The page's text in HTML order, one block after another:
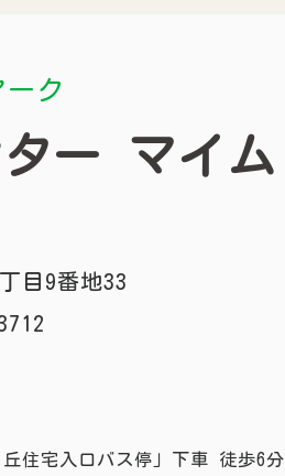
ーク
ー マイム
目9番地33
住宅入口バス停」下車 徒歩6分